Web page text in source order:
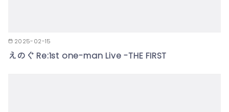
2025-02-15
えのぐ Re:1st one-man Live -THE FIRST